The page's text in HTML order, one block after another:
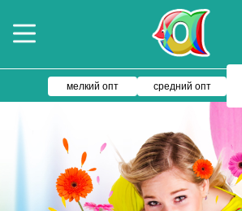
мелкий опт
средний опт